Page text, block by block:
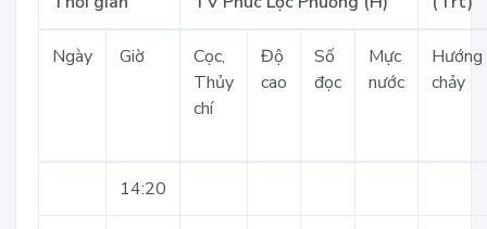
Ngày Giờ
Cọc,
Thủy
chí
Độ
cao
Số
đọc
Mực
nước
Hướng
chảy
14:20